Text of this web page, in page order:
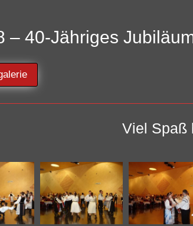
– 40-Jähriges
Viel Spaß